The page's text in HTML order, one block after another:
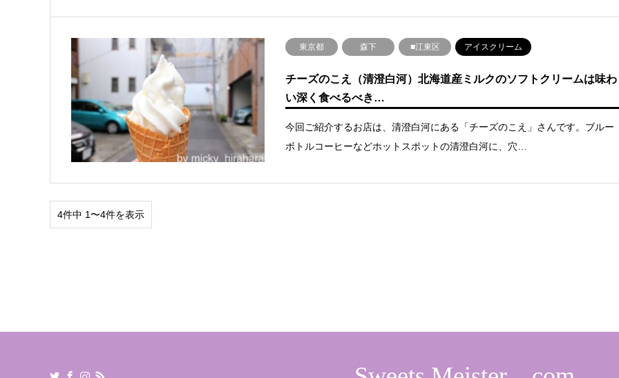
東京都 森下 ■江東区 アイスクリーム
チーズのこえ（清澄白河）北海道産ミルクのソフトクリームは味わ
い深く食べるべき…
今回ご紹介するお店は、清澄白河にある「チーズのこえ」さんです。ブルー
ボトルコーヒーなどホットスポットの清澄白河に、穴…
4件中 1〜4件を表示